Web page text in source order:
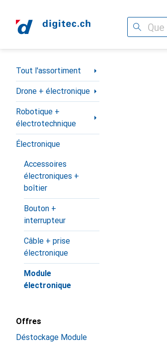
Recherche
Navigation par catégorie
Tout l'assortiment
Drone + électronique
Robotique +
électrotechnique
Électronique
Accessoires
électroniques +
boîtier
Bouton +
interrupteur
Câble + prise
électronique
Module
électronique
Offres
Déstockage Module